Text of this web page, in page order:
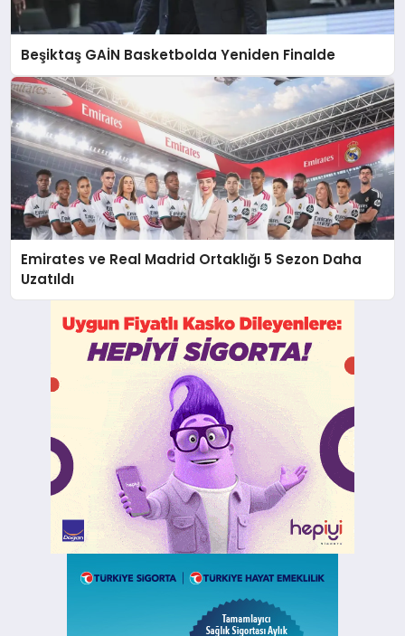
Beşiktaş GAİN Basketbolda Yeniden Finalde
Emirates ve Real Madrid Ortaklığı 5 Sezon Daha
Uzatıldı